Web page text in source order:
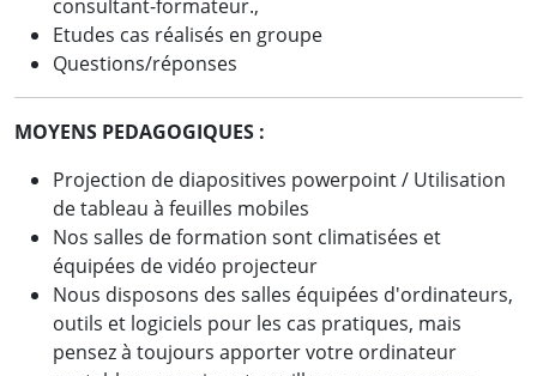
consultant-formateur.,
Etudes cas réalisés en groupe
Questions/réponses
MOYENS PEDAGOGIQUES :
Projection de diapositives powerpoint / Utilisation
de tableau à feuilles mobiles
Nos salles de formation sont climatisées et
équipées de vidéo projecteur
Nous disposons des salles équipées d'ordinateurs,
outils et logiciels pour les cas pratiques, mais
pensez à toujours apporter votre ordinateur